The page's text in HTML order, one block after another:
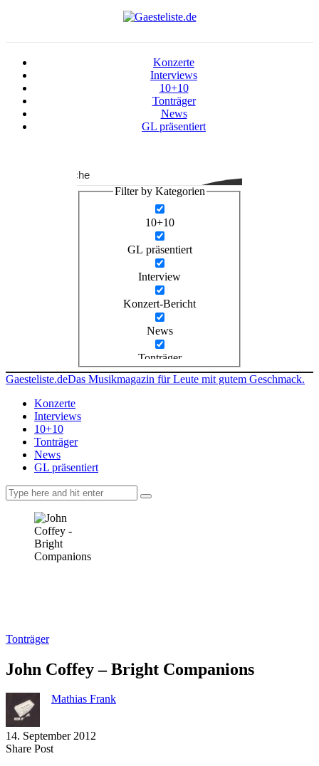
Konzerte
Interviews
10+10
Tonträger
News
GL präsentiert
Suche
Filter by Kategorien
10+10
GL präsentiert
Interview
Konzert-Bericht
News
Tonträger
Gaesteliste.deDas Musikmagazin für Leute mit gutem Geschmack.
Konzerte
Interviews
10+10
Tonträger
News
GL präsentiert
Tonträger
John Coffey – Bright Companions
Mathias Frank
14. September 2012
Share PostShare
Copy
Send